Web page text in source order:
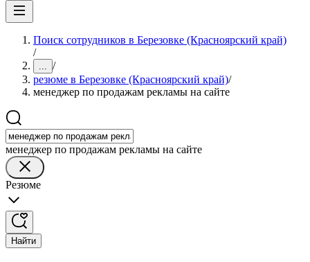
Поиск сотрудников в Березовке (Красноярский край)
/
... /
резюме в Березовке (Красноярский край)/
менеджер по продажам рекламы на сайте
менеджер по продажам рекламы на сайте
Резюме
Найти